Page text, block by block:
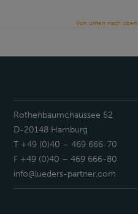
Von unten nach oben
Rothenbaumchaussee 52
D-20148 Hamburg
T +49 (0)40 – 469 666-70
F +49 (0)40 – 469 666-80
info@lueders-partner.com